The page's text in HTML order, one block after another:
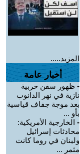
المزيد.....
أخبار عامة
- ظهور سفن حربية
نازية في نهر الدانوب
بعد موجة جفاف قياسية
بأو ...
- الخارجية الأمريكية:
محادثات إسرائيل
ولبنان في روما كانت
مثمر ...